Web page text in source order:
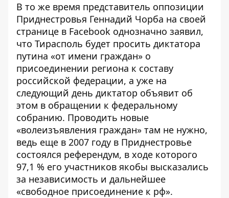
В то же время представитель оппозиции
Приднестровья Геннадий Чорба на своей
странице в Facebook однозначно заявил,
что Тирасполь будет просить диктатора
путина «от имени граждан» о
присоединении региона к составу
российской федерации, а уже на
следующий день диктатор объявит об
этом в обращении к федеральному
собранию. Проводить новые
«волеизъявления граждан» там не нужно,
ведь еще в 2007 году в Приднестровье
состоялся референдум, в ходе которого
97,1 % его участников якобы высказались
за независимость и дальнейшее
«свободное присоединение к рф».